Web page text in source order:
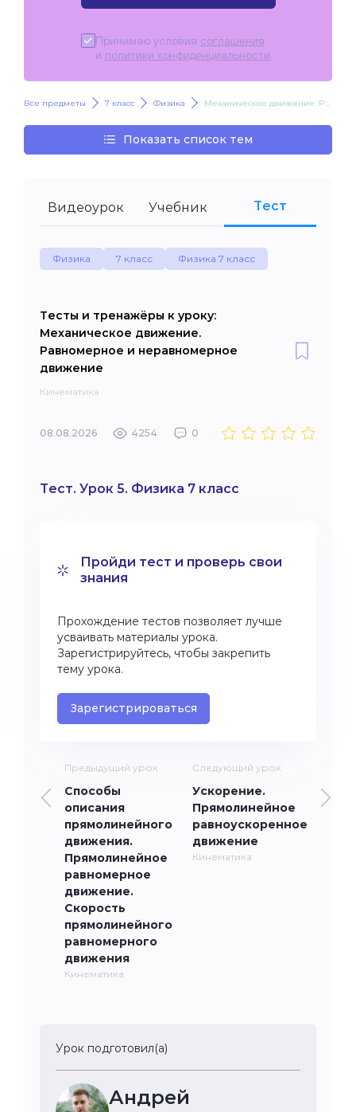
Принимаю условия соглашения
и политики конфиденциальности
Все предметы 7 класс Физика Механическое движение. Равномерное и неравномерное движение
Показать список тем
Видеоурок Учебник Тест
Физика 7 класс Физика 7 класс
Тесты и тренажёры к уроку:
Механическое движение.
Равномерное и неравномерное
движение
Кинематика
08.08.2026 4254 0
Тест. Урок 5. Физика 7 класс
Пройди тест и проверь свои
знания
Прохождение тестов позволяет лучше
усваивать материалы урока.
Зарегистрируйтесь, чтобы закрепить
тему урока.
Зарегистрироваться
Предыдущий урок
Способы
описания
прямолинейного
движения.
Прямолинейное
равномерное
движение.
Скорость
прямолинейного
равномерного
движения
Кинематика
Следующий урок
Ускорение.
Прямолинейное
равноускоренное
движение
Кинематика
Урок подготовил(а)
Андрей